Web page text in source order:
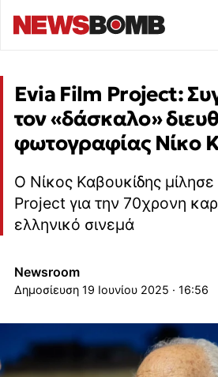
Evia Film Project:
τον «δάσκαλο»
φωτογραφίας Νίκο
Ο Νίκος Καβουκίδης
Project για την 70χρονη
ελληνικό σινεμά
Newsroom
19 Ιουνίου 2025 · 16:56